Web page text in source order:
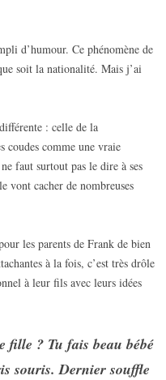
d’humour. Ce phénomène de
soit la nationalité. Mais j’ai
: celle de la
coudes comme une vraie
faut surtout pas le dire à ses
vont cacher de nombreuses
les parents de Frank de bien
à la fois, c’est très drôle
à leur fils avec leurs idées
fille ? Tu fais beau bébé
souris. Dernier souffle